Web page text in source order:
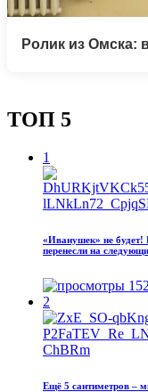
Ролик из Омска:
ТОП 5
1
«Иванушек» не будет!
перенесли на
152
2
Ещё 5 сантиметров –